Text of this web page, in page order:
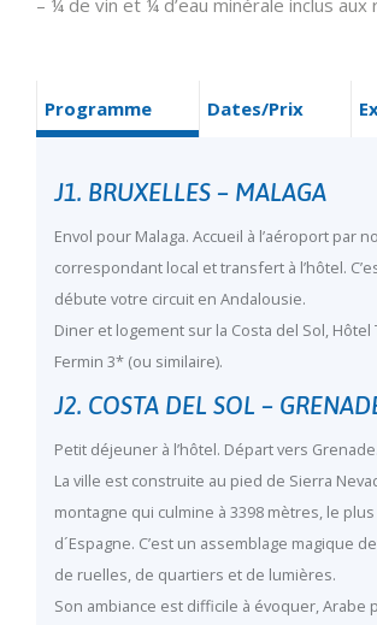
– ¼ de vin et ¼ d’eau minérale inclus aux
Programme Dates/Prix
J1. BRUXELLES – MALAGA
Envol pour Malaga. Accueil à l’aéroport par
correspondant local et transfert à l’hôtel.
débute votre circuit en Andalousie.
Diner et logement sur la Costa del Sol, Hôtel
Fermin 3* (ou similaire).
J2. COSTA DEL SOL –
Petit déjeuner à l’hôtel. Départ vers Grenade.
La ville est construite au pied de Sierra
montagne qui culmine à 3398 mètres, le
d´Espagne. C’est un assemblage magique
de ruelles, de quartiers et de lumières.
Son ambiance est difficile à évoquer, Arabe